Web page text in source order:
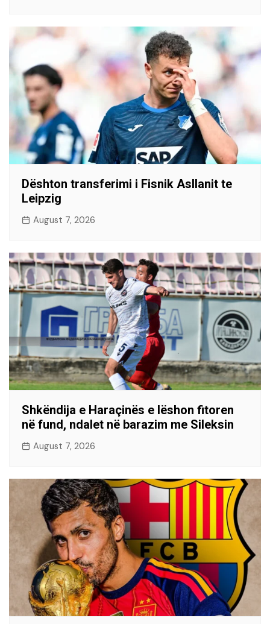
Dështon transferimi i Fisnik Asllanit te
Leipzig
August 7, 2026
Shkëndija e Haraçinës e lëshon fitoren
në fund, ndalet në barazim me Sileksin
August 7, 2026